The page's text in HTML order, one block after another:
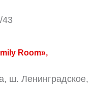
43
Room»,
ш. Ленинградское,